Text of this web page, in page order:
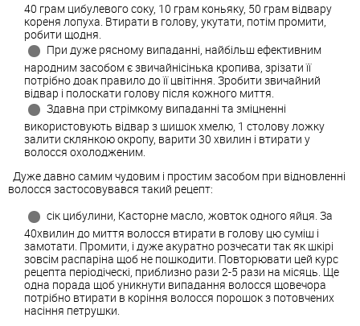
40 грам цибулевого соку, 10 грам коньяку, 50 грам відвару
кореня лопуха. Втирати в голову, укутати, потім промити,
робити щодня.
При дуже рясному випаданні, найбільш ефективним
народним засобом є звичайнісінька кропива, зрізати її
потрібно доак правило до її цвітіння. Зробити звичайний
відвар і полоскати голову після кожного миття.
Здавна при стрімкому випаданні та зміцненні
використовують відвар з шишок хмелю, 1 столову ложку
залити склянкою окропу, варити 30 хвилин і втирати у
волосся охолодженим.
Дуже давно самим чудовим і простим засобом при відновленні
волосся застосовувався такий рецепт:
сік цибулини, Касторне масло, жовток одного яйця. За
40хвилин до миття волосся втирати в голову цю суміш і
замотати. Промити, і дуже акуратно розчесати так як шкірі
зовсім распаріна щоб не пошкодити. Повторювати цей курс
рецепта періодіческі, приблизно рази 2-5 рази на місяць. Ще
одна порада щоб уникнути випадання волосся щовечора
потрібно втирати в коріння волосся порошок з потовчених
насіння петрушки.